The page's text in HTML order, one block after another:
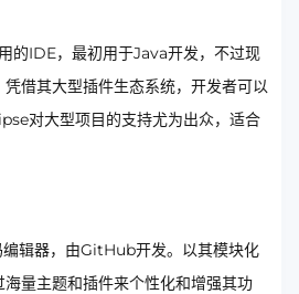
的IDE，最初用于Java开发，不过现
借其大型插件生态系统，开发者可以
对大型项目的支持尤为出众，适合
辑器，由GitHub开发。以其模块化
量主题和插件来个性化和增强其功